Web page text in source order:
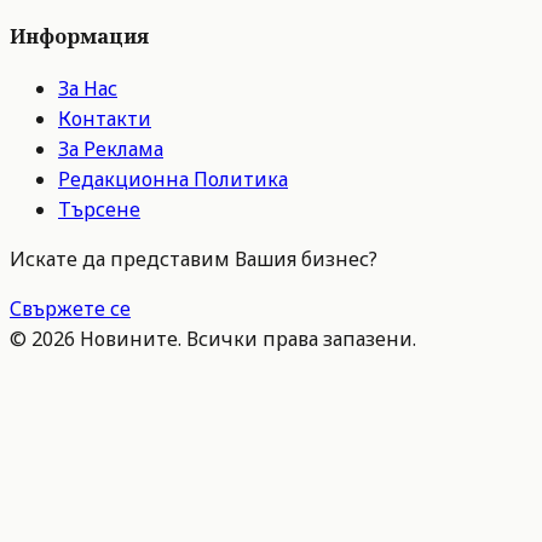
Информация
За Нас
Контакти
За Реклама
Редакционна Политика
Търсене
Искате да представим Вашия бизнес?
Свържете се
© 2026 Новините. Всички права запазени.